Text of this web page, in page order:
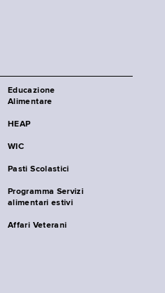
Educazione
Alimentare
HEAP
WIC
Pasti Scolastici
Programma Servizi
alimentari estivi
Affari Veterani